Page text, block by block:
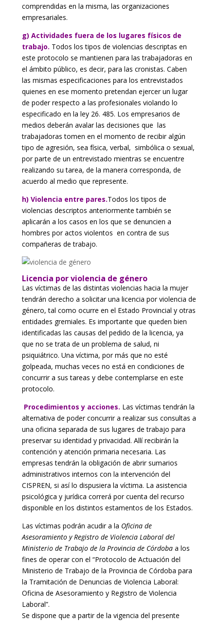
comprendidas en la misma, las organizaciones
empresariales.
g) Actividades fuera de los lugares físicos de
trabajo. Todos los tipos de violencias descriptas en
este protocolo se mantienen para las trabajadoras en
el ámbito público, es decir, para las cronistas. Caben
las mismas especificaciones para los entrevistados
quienes en ese momento pretendan ejercer un lugar
de poder respecto a las profesionales violando lo
especificado en la ley 26. 485. Los empresarios de
medios deberán avalar las decisiones que las
trabajadoras tomen en el momento de recibir algún
tipo de agresión, sea física, verbal, simbólica o sexual,
por parte de un entrevistado mientras se encuentre
realizando su tarea, de la manera corresponda, de
acuerdo al medio que represente.
h) Violencia entre pares.Todos los tipos de
violencias descriptos anteriormente también se
aplicarán a los casos en los que se denuncien a
hombres por actos violentos en contra de sus
compañeras de trabajo.
Licencia por violencia de género
Las víctimas de las distintas violencias hacia la mujer
tendrán derecho a solicitar una licencia por violencia de
género, tal como ocurre en el Estado Provincial y otras
entidades gremiales. Es importante que queden bien
identificadas las causas del pedido de la licencia, ya
que no se trata de un problema de salud, ni
psiquiátrico. Una víctima, por más que no esté
golpeada, muchas veces no está en condiciones de
concurrir a sus tareas y debe contemplarse en este
protocolo.
Procedimientos y acciones. Las víctimas tendrán la
alternativa de poder concurrir a realizar sus consultas a
una oficina separada de sus lugares de trabajo para
preservar su identidad y privacidad. Allí recibirán la
contención y atención primaria necesaria. Las
empresas tendrán la obligación de abrir sumarios
administrativos internos con la intervención del
CISPREN, si así lo dispusiera la víctima. La asistencia
psicológica y jurídica correrá por cuenta del recurso
disponible en los distintos estamentos de los Estados.
Las víctimas podrán acudir a la Oficina de
Asesoramiento y Registro de Violencia Laboral del
Ministerio de Trabajo de la Provincia de Córdobaa los
fines de operar con el “Protocolo de Actuación del
Ministerio de Trabajo de la Provincia de Córdoba para
la Tramitación de Denuncias de Violencia Laboral:
Oficina de Asesoramiento y Registro de Violencia
Laboral”.
Se dispone que a partir de la vigencia del presente